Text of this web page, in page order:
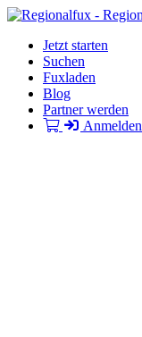
Jetzt starten
Suchen
Fuxladen
Blog
Partner werden
Anmelden